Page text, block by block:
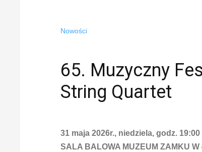
Nowości
65. Muzyczny
String Quartet
31 maja 2026r., niedziela, godz. 19:00
SALA BALOWA MUZEUM ZAMKU W